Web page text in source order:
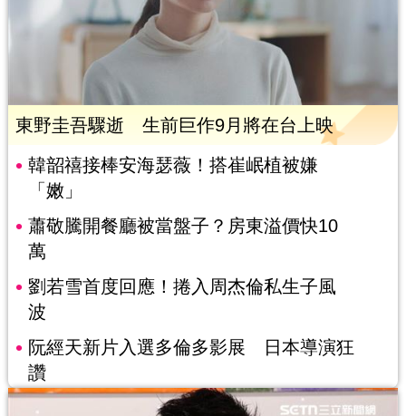
東野圭吾驟逝 生前巨作9月將在台上映
韓韶禧接棒安海瑟薇！搭崔岷植被嫌
「嫩」
蕭敬騰開餐廳被當盤子？房東溢價快10
萬
劉若雪首度回應！捲入周杰倫私生子風
波
阮經天新片入選多倫多影展 日本導演狂
讚